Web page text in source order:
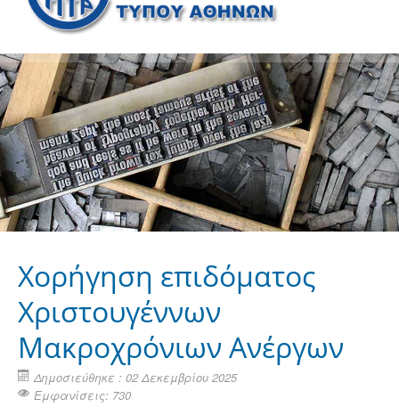
Χορήγηση επιδόματος
Χριστουγέννων
Μακροχρόνιων Ανέργων
Δημοσιεύθηκε : 02 Δεκεμβρίου 2025
Εμφανίσεις: 730